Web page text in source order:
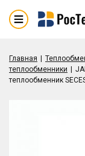
Главная
теплообменники
теплообменник